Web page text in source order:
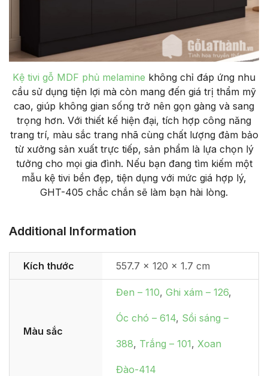
Kệ tivi gỗ MDF phủ melamine không chỉ đáp ứng nhu
cầu sử dụng tiện lợi mà còn mang đến giá trị thẩm mỹ
cao, giúp không gian sống trở nên gọn gàng và sang
trọng hơn. Với thiết kế hiện đại, tích hợp công năng
trang trí, màu sắc trang nhã cùng chất lượng đảm bảo
từ xưởng sản xuất trực tiếp, sản phẩm là lựa chọn lý
tưởng cho mọi gia đình. Nếu bạn đang tìm kiếm một
mẫu kệ tivi bền đẹp, tiện dụng với mức giá hợp lý,
GHT-405 chắc chắn sẽ làm bạn hài lòng.
Additional Information
Kích thước 557.7 × 120 × 1.7 cm
Màu sắc
Đen – 110, Ghi xám – 126,
Óc chó – 614, Sồi sáng –
388, Trắng – 101, Xoan
Đào-414